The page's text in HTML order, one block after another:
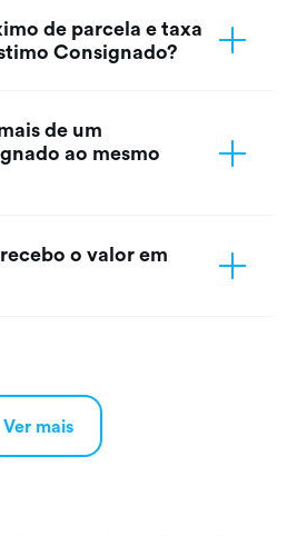
de parcela e taxa
Consignado?
de um
ao mesmo
o valor em
Ver mais